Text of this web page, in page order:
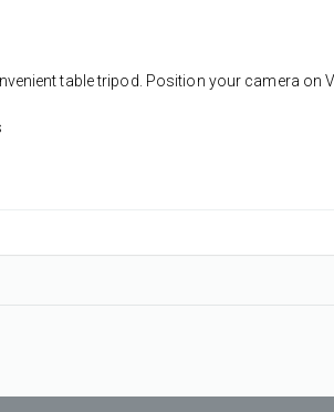
table tripod. Position your camera on